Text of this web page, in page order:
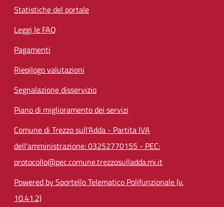
Statistiche del portale
Leggi le FAQ
Pagamenti
Riepilogo valutazioni
Segnalazione disservizio
Piano di miglioramento dei servizi
Comune di Trezzo sull'Adda - Partita IVA
dell'amministrazione: 03252770155 - PEC:
protocollo@pec.comune.trezzosulladda.mi.it
Powered by Sportello Telematico Polifunzionale (v.
10.41.2)